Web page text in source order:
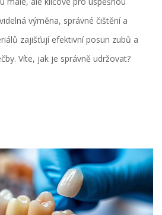
výměna, správné čištění a
zajišťují efektivní posun zubů a
Víte, jak je správně udržovat?